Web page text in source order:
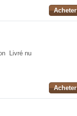
Acheter
Livré nu
Acheter